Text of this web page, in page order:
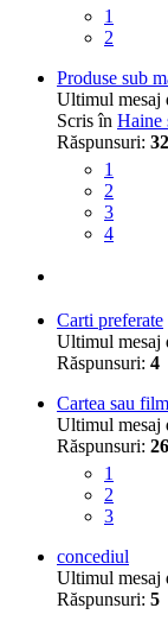
1
2
Produse sub
Ultimul mesaj
Scris în Haine
Răspunsuri: 32
1
2
3
4
Carti preferate
Ultimul mesaj
Răspunsuri: 4
Cartea sau
Ultimul mesaj
Răspunsuri: 26
1
2
3
concediul
Ultimul mesaj
Răspunsuri: 5